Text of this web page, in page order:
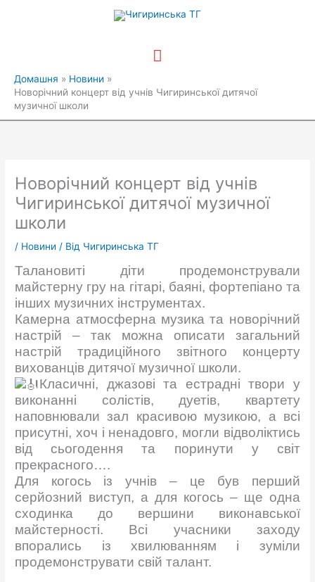
Головне
меню
Домашня
Новини
Новорічний концерт від учнів Чигиринської дитячої
музичної школи
Новорічний концерт від учнів
Чигиринської дитячої музичної
школи
/ Новини / Від Чигиринська ТГ
Талановиті діти продемонстрували
майстерну гру на гітарі, баяні, фортепіано та
інших музичних інструментах.
Камерна атмосферна музика та новорічний
настрій – так можна описати загальний
настрій традиційного звітного концерту
вихованців дитячої музичної школи.
Класичні, джазові та естрадні твори у
виконанні солістів, дуетів, квартету
наповнювали зал красивою музикою, а всі
присутні, хоч і ненадовго, могли відволіктись
від сьогодення та поринути у світ
прекрасного….
Для когось із учнів – це був перший
серйозний виступ, а для когось – ще одна
сходинка до вершини виконавської
майстерності. Всі учасники заходу
впорались із хвилюванням і зуміли
продемонструвати свій талант.